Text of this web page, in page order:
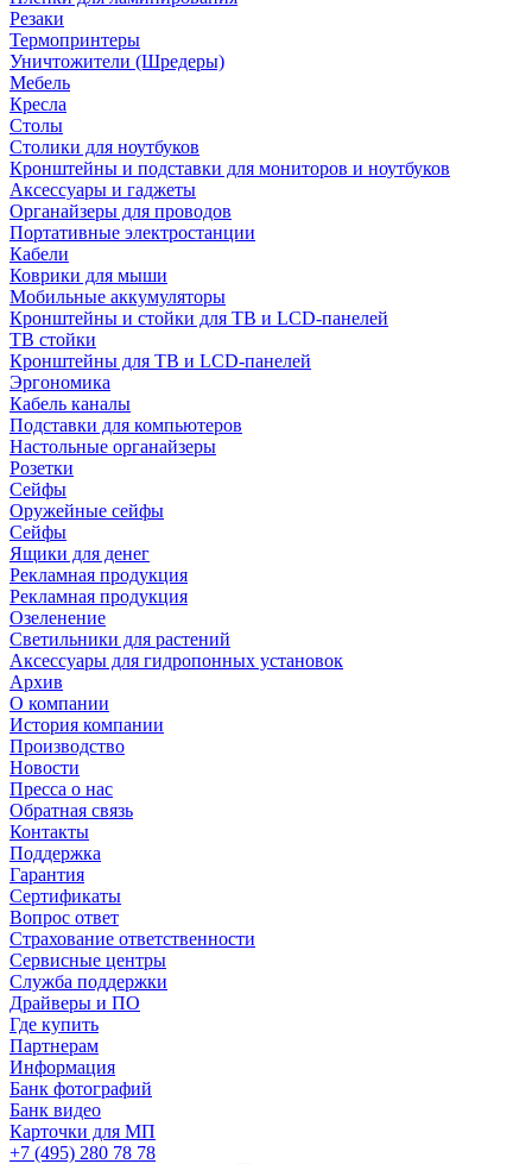
Резаки
Термопринтеры
Уничтожители (Шредеры)
Мебель
Кресла
Столы
Столики для ноутбуков
Кронштейны и подставки для мониторов и ноутбуков
Аксессуары и гаджеты
Органайзеры для проводов
Портативные электростанции
Кабели
Коврики для мыши
Мобильные аккумуляторы
Кронштейны и стойки для ТВ и LCD-панелей
ТВ стойки
Кронштейны для ТВ и LCD-панелей
Эргономика
Кабель каналы
Подставки для компьютеров
Настольные органайзеры
Розетки
Сейфы
Оружейные сейфы
Сейфы
Ящики для денег
Рекламная продукция
Рекламная продукция
Озеленение
Светильники для растений
Аксессуары для гидропонных установок
Архив
О компании
История компании
Производство
Новости
Пресса о нас
Обратная связь
Контакты
Поддержка
Гарантия
Сертификаты
Вопрос ответ
Страхование ответственности
Сервисные центры
Служба поддержки
Драйверы и ПО
Где купить
Партнерам
Информация
Банк фотографий
Банк видео
Карточки для МП
+7 (495) 280 78 78